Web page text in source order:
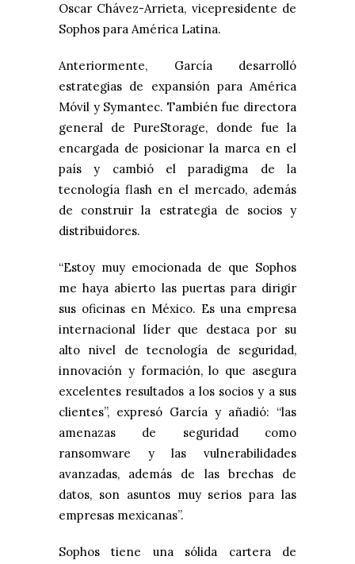
Oscar Chávez-Arrieta, vicepresidente de
Sophos para América Latina.
Anteriormente, García desarrolló
estrategias de expansión para América
Móvil y Symantec. También fue directora
general de PureStorage, donde fue la
encargada de posicionar la marca en el
país y cambió el paradigma de la
tecnología flash en el mercado, además
de construir la estrategia de socios y
distribuidores.
“Estoy muy emocionada de que Sophos
me haya abierto las puertas para dirigir
sus oficinas en México. Es una empresa
internacional líder que destaca por su
alto nivel de tecnología de seguridad,
innovación y formación, lo que asegura
excelentes resultados a los socios y a sus
clientes”, expresó García y añadió: “las
amenazas de seguridad como
ransomware y las vulnerabilidades
avanzadas, además de las brechas de
datos, son asuntos muy serios para las
empresas mexicanas”.
Sophos tiene una sólida cartera de